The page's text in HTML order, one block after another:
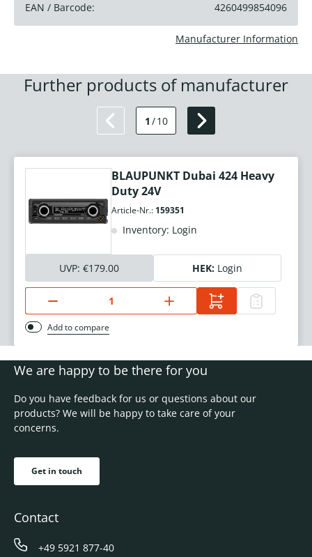
EAN / Barcode:
4260499854096
Manufacturer Information
Further products of manufacturer
1 /10
BLAUPUNKT Dubai 424 Heavy
Duty 24V
Article-Nr.: 159351
Inventory: Login
UVP: €179.00 HEK: Login
Add to compare
We are happy to be there for you
Do you have feedback for us or questions about our
products? We will be happy to take care of your
concerns.
Get in touch
Contact
+49 5921 877-40